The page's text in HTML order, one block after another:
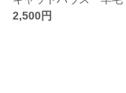
2,500円